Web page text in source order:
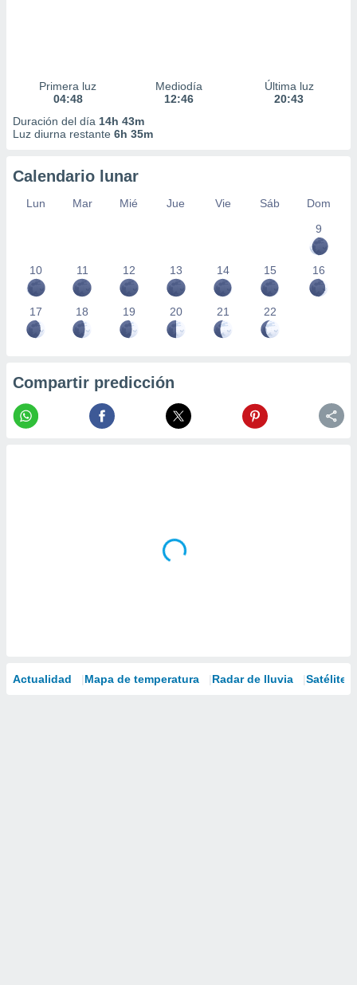
Primera luz
04:48
Mediodía
12:46
Última luz
20:43
Duración del día 14h 43m
Luz diurna restante 6h 35m
Calendario lunar
Lun Mar Mié Jue Vie Sáb
Dom
9
10 11 12 13 14 15 16
17 18 19 20 21 22
Compartir predicción
Actualidad Mapa de temperatura Radar de lluvia Satélites